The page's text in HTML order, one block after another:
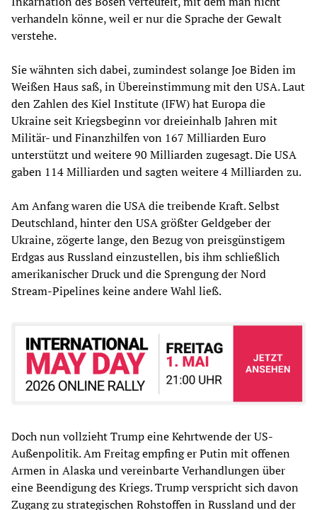
verhandeln könne, weil er nur die Sprache der Gewalt
verstehe.
Sie wähnten sich dabei, zumindest solange Joe Biden im
Weißen Haus saß, in Übereinstimmung mit den USA. Laut
den Zahlen des Kiel Institute (IFW) hat Europa die
Ukraine seit Kriegsbeginn vor dreieinhalb Jahren mit
Militär- und Finanzhilfen von 167 Milliarden Euro
unterstützt und weitere 90 Milliarden zugesagt. Die USA
gaben 114 Milliarden und sagten weitere 4 Milliarden zu.
Am Anfang waren die USA die treibende Kraft. Selbst
Deutschland, hinter den USA größter Geldgeber der
Ukraine, zögerte lange, den Bezug von preisgünstigem
Erdgas aus Russland einzustellen, bis ihm schließlich
amerikanischer Druck und die Sprengung der Nord
Stream-Pipelines keine andere Wahl ließ.
Doch nun vollzieht Trump eine Kehrtwende der US-
Außenpolitik. Am Freitag empfing er Putin mit offenen
Armen in Alaska und vereinbarte Verhandlungen über
eine Beendigung des Kriegs. Trump verspricht sich davon
Zugang zu strategischen Rohstoffen in Russland und der